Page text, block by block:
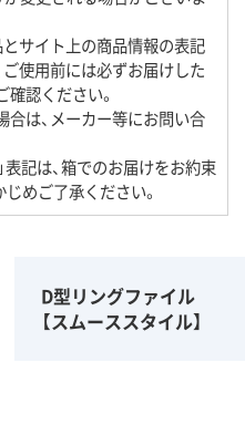
サイト上の商品情報の表記
使用前には必ずお届けした
認ください。
は、メーカー等にお問い合
表記は、箱でのお届けをお約束
めご了承ください。
D型リングファイル
【スムーススタイル】